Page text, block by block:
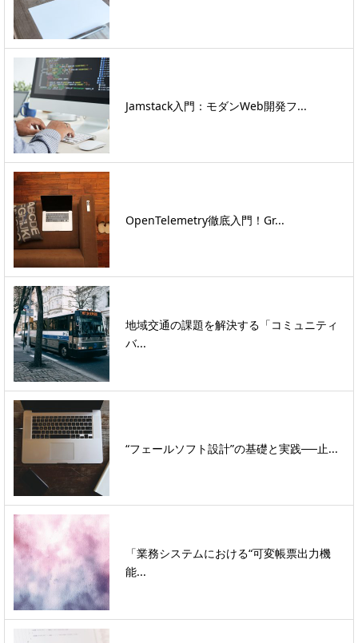
Jamstack入門：モダンWeb開発フ...
OpenTelemetry徹底入門！Gr...
地域交通の課題を解決する「コミュニティ
バ...
“フェールソフト設計”の基礎と実践──止...
「業務システムにおける“可変帳票出力機
能...